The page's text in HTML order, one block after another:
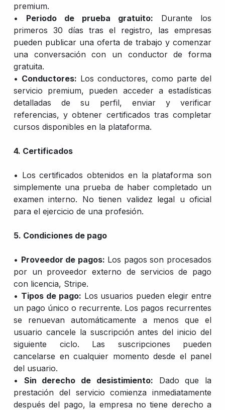
premium.
• Periodo de prueba gratuito: Durante los
primeros 30 días tras el registro, las empresas
pueden publicar una oferta de trabajo y comenzar
una conversación con un conductor de forma
gratuita.
• Conductores: Los conductores, como parte del
servicio premium, pueden acceder a estadísticas
detalladas de su perfil, enviar y verificar
referencias, y obtener certificados tras completar
cursos disponibles en la plataforma.
4. Certificados
• Los certificados obtenidos en la plataforma son
simplemente una prueba de haber completado un
examen interno. No tienen validez legal u oficial
para el ejercicio de una profesión.
5. Condiciones de pago
• Proveedor de pagos: Los pagos son procesados
por un proveedor externo de servicios de pago
con licencia, Stripe.
• Tipos de pago: Los usuarios pueden elegir entre
un pago único o recurrente. Los pagos recurrentes
se renuevan automáticamente a menos que el
usuario cancele la suscripción antes del inicio del
siguiente ciclo. Las suscripciones pueden
cancelarse en cualquier momento desde el panel
del usuario.
• Sin derecho de desistimiento: Dado que la
prestación del servicio comienza inmediatamente
después del pago, la empresa no tiene derecho a